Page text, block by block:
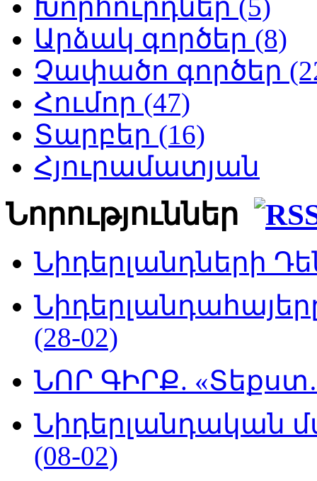
Խորհուրդներ (5)
Արձակ գործեր (8)
Չափածո գործեր
Հումոր (47)
Տարբեր (16)
Հյուրամատյան
Նորություններ
Նիդերլանդների
(28-02)
ՆՈՐ ԳԻՐՔ.
Նիդերլանդական
(08-02)